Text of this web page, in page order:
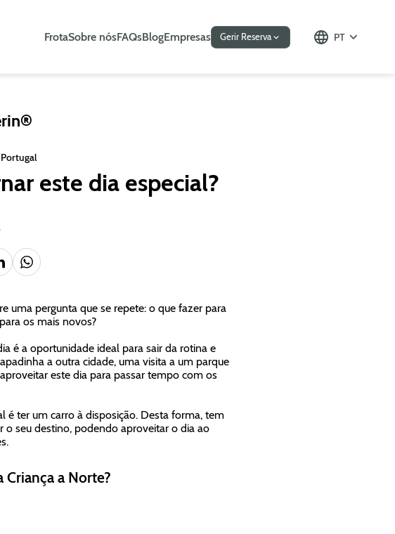
FrotaSobre nósFAQsBlogEmpresas Gerir Reserva PT
este dia especial?
uma pergunta que se repete: o que fazer para
os mais novos?
é a oportunidade ideal para sair da rotina e
a outra cidade, uma visita a um parque
este dia para passar tempo com os
é ter um carro à disposição. Desta forma, tem
o seu destino, podendo aproveitar o dia ao
a Norte?